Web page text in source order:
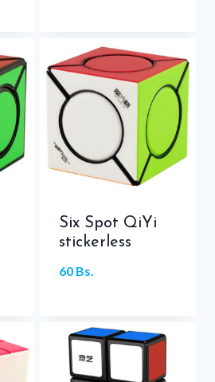
Six Spot QiYi
stickerless
60 Bs.